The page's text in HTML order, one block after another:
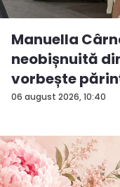
06 august 2026, 10:40
Manuella
neobișnuită
vorbește